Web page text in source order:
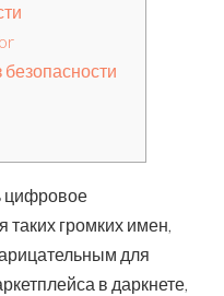
цифровое
таких громких имен,
для
в даркнете,